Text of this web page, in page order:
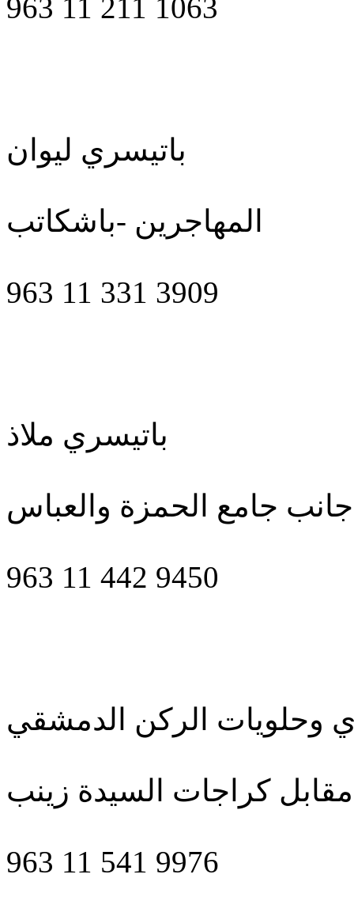
963 11 211 1063
باتيسري ليوان
المهاجرين -باشكاتب
963 11 331 3909
باتيسري ملاذ
جانب جامع الحمزة والعباس
963 11 442 9450
وحلويات الركن الدمشقي
كراجات السيدة زينب
963 11 541 9976